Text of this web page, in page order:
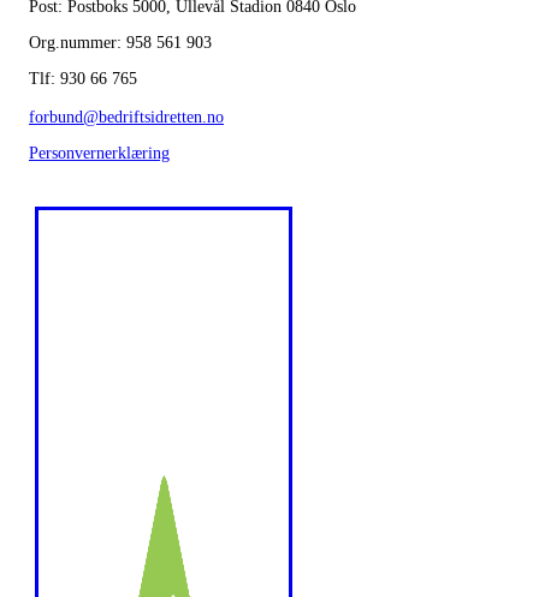
Post: Postboks 5000, Ullevål Stadion 0840 Oslo
Org.nummer: 958 561 903
Tlf: 930 66 765
forbund@bedriftsidretten.no
Personvernerklæring